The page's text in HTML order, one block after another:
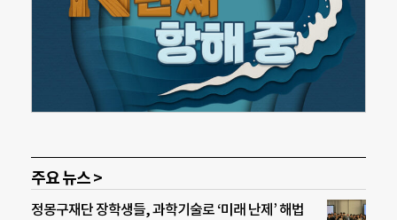
주요 뉴스 >
정몽구재단 장학생들, 과학기술로 ‘미래 난제’ 해법